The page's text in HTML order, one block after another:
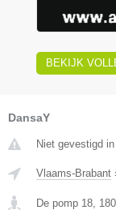
BEKIJK
DansaY
Niet gevestigd
Vlaams-Brabant
De pomp 18